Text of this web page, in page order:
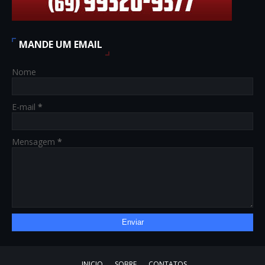
MANDE UM EMAIL
Nome
E-mail *
Mensagem *